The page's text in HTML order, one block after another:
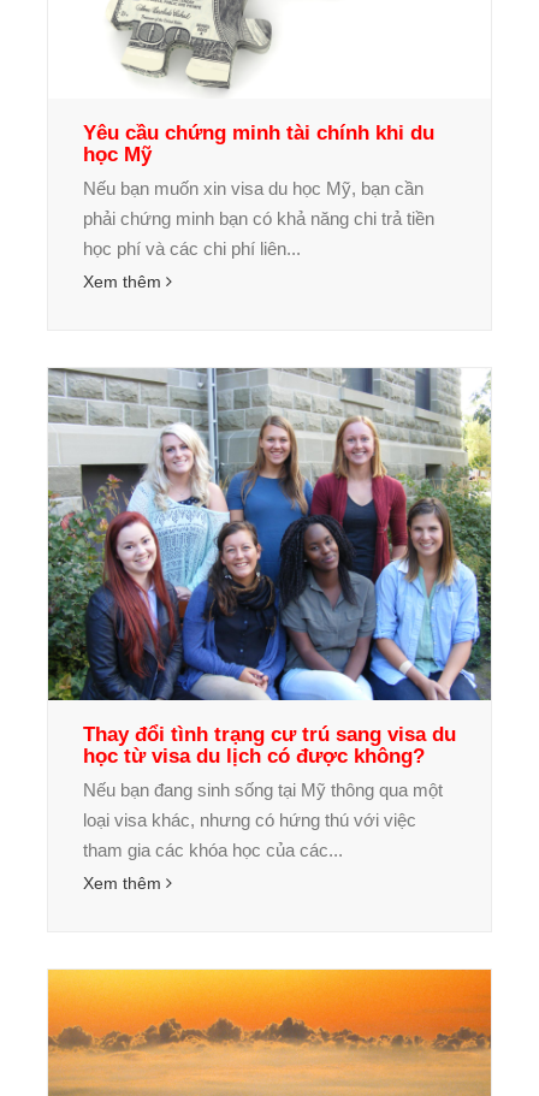
Yêu cầu chứng minh tài chính khi du
học Mỹ
Nếu bạn muốn xin visa du học Mỹ, bạn cần
phải chứng minh bạn có khả năng chi trả tiền
học phí và các chi phí liên...
Xem thêm
Thay đổi tình trạng cư trú sang visa du
học từ visa du lịch có được không?
Nếu bạn đang sinh sống tại Mỹ thông qua một
loại visa khác, nhưng có hứng thú với việc
tham gia các khóa học của các...
Xem thêm